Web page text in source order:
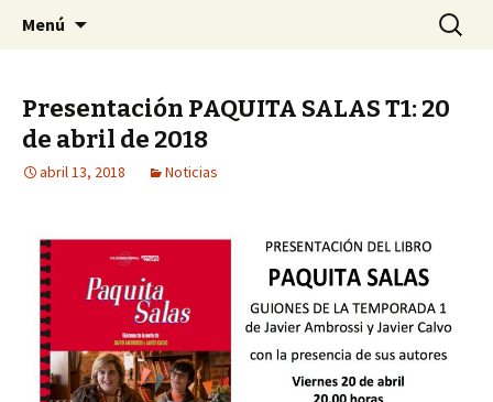
Setenta Teclas
Asociación 70 Teclas
Menú Buscar:
Presentación PAQUITA SALAS T1: 20
de abril de 2018
abril 13, 2018 Noticias